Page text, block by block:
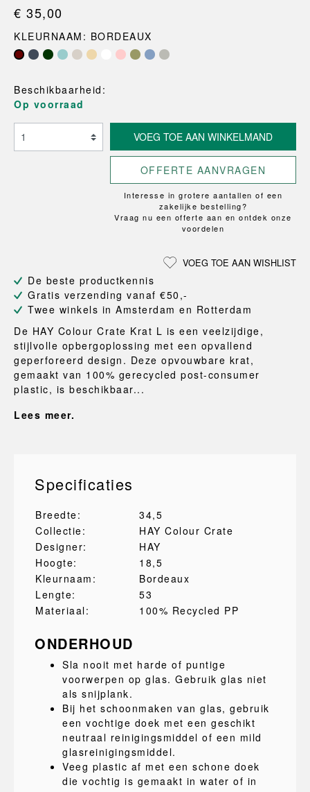
€ 35,00
KLEURNAAM: BORDEAUX
Beschikbaarheid:
Op voorraad
VOEG TOE AAN WINKELMAND
OFFERTE AANVRAGEN
Interesse in grotere aantallen of een
zakelijke bestelling?
Vraag nu een offerte aan en ontdek onze
voordelen
VOEG TOE AAN WISHLIST
De beste productkennis
Gratis verzending vanaf €50,-
Twee winkels in Amsterdam en Rotterdam
De HAY Colour Crate Krat L is een veelzijdige,
stijlvolle opbergoplossing met een opvallend
geperforeerd design. Deze opvouwbare krat,
gemaakt van 100% gerecycled post-consumer
plastic, is beschikbaar...
Lees meer.
Specificaties
Breedte:
34,5
Collectie:
HAY Colour Crate
Designer:
HAY
Hoogte:
18,5
Kleurnaam:
Bordeaux
Lengte:
53
Materiaal:
100% Recycled PP
ONDERHOUD
Sla nooit met harde of puntige
voorwerpen op glas. Gebruik glas niet
als snijplank.
Bij het schoonmaken van glas, gebruik
een vochtige doek met een geschikt
neutraal reinigingsmiddel of een mild
glasreinigingsmiddel.
Veeg plastic af met een schone doek
die vochtig is gemaakt in water of in